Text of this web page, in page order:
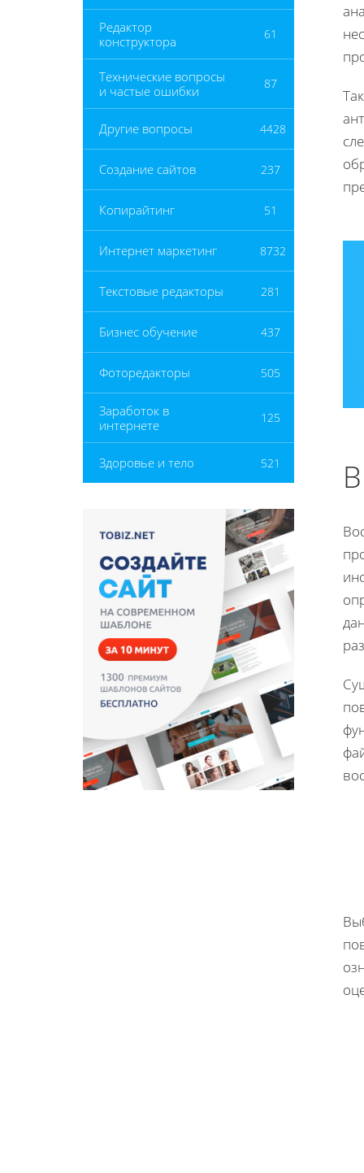
Редактор
конструктора
61
Технические вопросы
и частые ошибки
87
Другие вопросы 4428
Создание сайтов 237
Копирайтинг 51
Интернет маркетинг 8732
Текстовые редакторы 281
Бизнес обучение 437
Фоторедакторы 505
Заработок в
интернете
125
Здоровье и тело 521